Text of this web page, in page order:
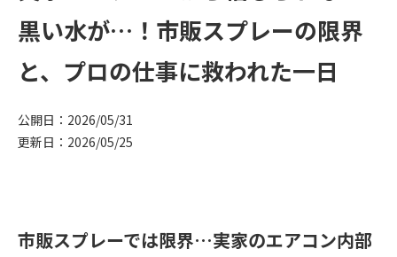
黒い水が…！市販スプレーの限界
と、プロの仕事に救われた一日
公開日：2026/05/31
更新日：2026/05/25
市販スプレーでは限界…実家のエアコン内部